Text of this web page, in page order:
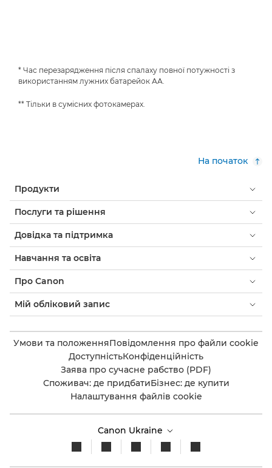
* Час перезарядження після спалаху повної потужності з
використанням лужних батарейок АА.
** Тільки в сумісних фотокамерах.
На початок
Продукти
Послуги та рішення
Довідка та підтримка
Навчання та освіта
Про Canon
Мій обліковий запис
Умови та положенняПовідомлення про файли cookie
ДоступністьКонфіденційність
Заява про сучасне рабство (PDF)
Споживач: де придбатиБізнес: де купити
Налаштування файлів cookie
Canon Ukraine